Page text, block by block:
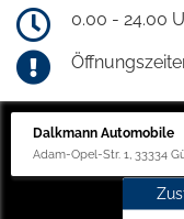
0.00 - 24.00
Dalkmann Automobile
Adam-Opel-Str. 1, 33334